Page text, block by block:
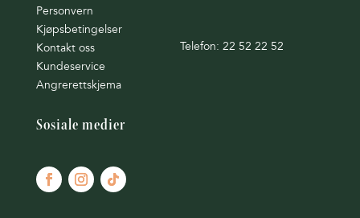
Personvern
Kjøpsbetingelser
Kontakt oss
Kundeservice
Angrerettskjema
Telefon: 22 52 22 52
Sosiale medier